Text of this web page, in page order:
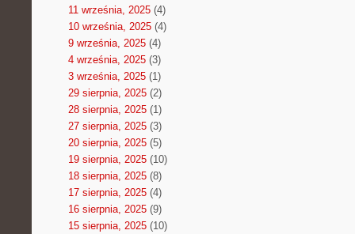
11 września, 2025(4)
10 września, 2025(4)
9 września, 2025(4)
4 września, 2025(3)
3 września, 2025(1)
29 sierpnia, 2025(2)
28 sierpnia, 2025(1)
27 sierpnia, 2025(3)
20 sierpnia, 2025(5)
19 sierpnia, 2025(10)
18 sierpnia, 2025(8)
17 sierpnia, 2025(4)
16 sierpnia, 2025(9)
15 sierpnia, 2025(10)